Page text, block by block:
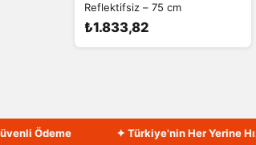
Reflektifsiz – 75 cm
₺1.833,82
Ödeme ✦ Türkiye'nin Her Yerine Hızlı